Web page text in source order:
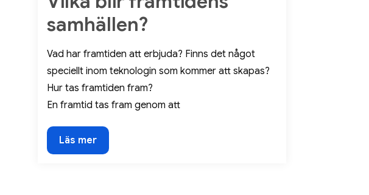
samhällen?
Vad har framtiden att erbjuda? Finns det något
speciellt inom teknologin som kommer att skapas?
Hur tas framtiden fram?
En framtid tas fram genom att
Vilka
blir
Läs mer